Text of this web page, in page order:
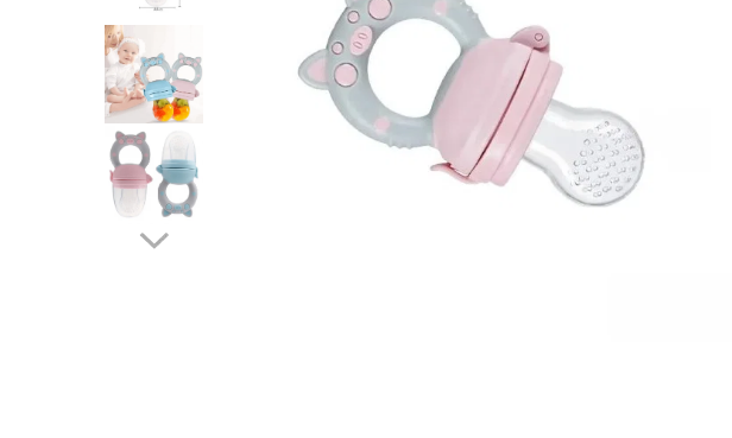
Protectii utile
Poarta siguranta copii
Deflectoare pentru aer conditionat
Protectii exterior
Casti antifonice pentru copii si
Echipament protectie bicicleta si